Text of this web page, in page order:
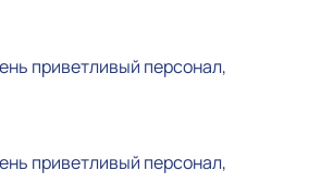
приветливый персонал,
приветливый персонал,